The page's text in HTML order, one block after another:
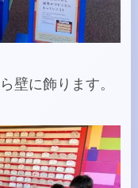
壁に飾ります。